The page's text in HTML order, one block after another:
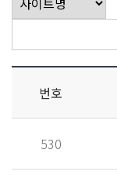
번호
530